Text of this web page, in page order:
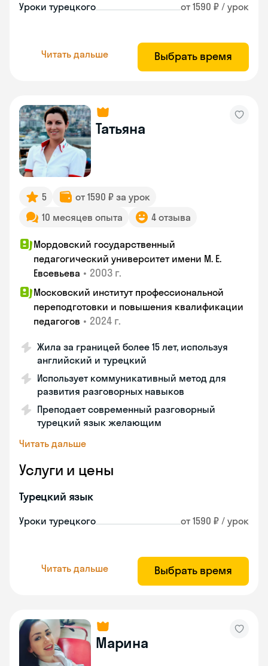
Уроки турецкого от 1590 ₽ / урок
Читать дальше Выбрать время
Татьяна
5
от 1590 ₽ за урок
10 месяцев опыта
4 отзыва
Мордовский государственный
педагогический университет имени М. Е.
Евсевьева • 2003 г.
Московский институт профессиональной
переподготовки и повышения квалификации
педагогов • 2024 г.
Жила за границей более 15 лет, используя
английский и турецкий
Использует коммуникативный метод для
развития разговорных навыков
Преподает современный разговорный
турецкий язык желающим
Читать дальше
Услуги и цены
Турецкий язык
Уроки турецкого от 1590 ₽ / урок
Читать дальше Выбрать время
Марина